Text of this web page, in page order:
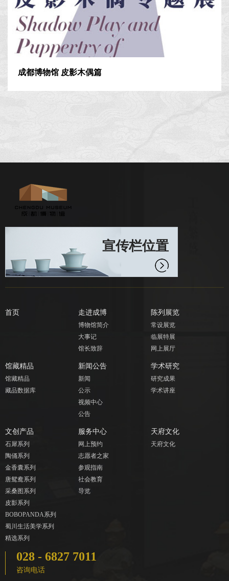
成都博物馆 皮影木偶篇
宣传栏位置
首页 走进成博
博物馆简介
大事记
馆长致辞
陈列展览
常设展览
临展特展
网上展厅
馆藏精品
馆藏精品
藏品数据库
新闻公告
新闻
公示
视频中心
公告
学术研究
研究成果
学术讲座
文创产品
石犀系列
陶俑系列
金香囊系列
唐鸳鸯系列
采桑图系列
皮影系列
BOBOPANDA系列
蜀川生活美学系列
精选系列
服务中心
网上预约
志愿者之家
参观指南
社会教育
导览
天府文化
天府文化
028 - 6827 7011
咨询电话